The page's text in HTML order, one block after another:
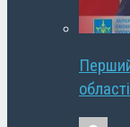
області